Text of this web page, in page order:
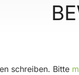
schreiben. Bitte